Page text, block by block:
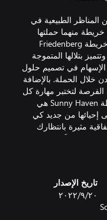
المناظر الطبيعية في
خريطة منهما حملتها
الخاصة ما يساعدك على ارتقاء سلم النجاح. خريطة Friedenberg
بتلالها المتموجة
الإسهام في تصميم حلول
خلال الحملة. بالإضافة
لتختبر مهارة كل
المعدات التي تمتلكها. من ناحية أخرى، خريطة Sunny Haven هي
إحيائها من جديد كي
إليها.إجمالًا، يوجد أكثر من 90 اتفاقية مثيرة بانتظارك
دائمًا شيئًا جديدًا
اختر ما تفضّله من مجموعة مكوّنة من أكثر من 80 آلة صُنعت بواسطة
كنسخ افتراضية طبق
إلى مركبات من مختلف
تاريخ الإصدار
٢٠‏/٩‏/٢٠٢٢